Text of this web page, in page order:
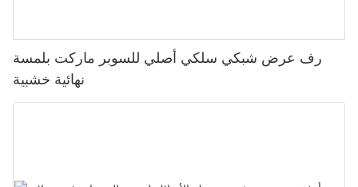
رف عرض شبكي سلكي أصلي للسوبر ماركت بلمسة
نهائية خشبية